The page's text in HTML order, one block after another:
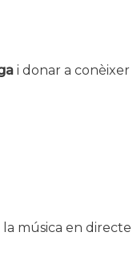
i donar a conèixer
la música en directe